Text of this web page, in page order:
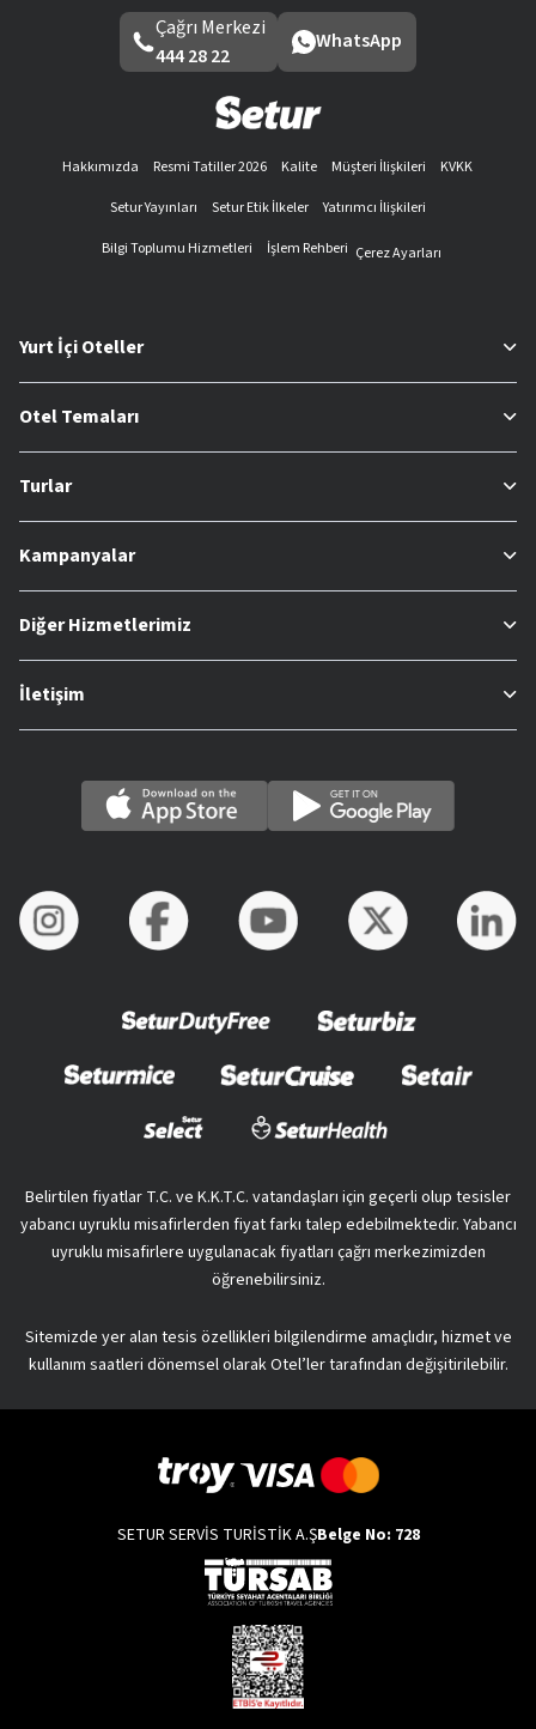
Çağrı Merkezi
444 28 22
WhatsApp
Hakkımızda Resmi Tatiller 2026 Kalite Müşteri İlişkileri
KVKK
Setur Yayınları
Setur Etik İlkeler
Yatırımcı İlişkileri
Bilgi Toplumu Hizmetleri
İşlem Rehberi Çerez Ayarları
Yurt İçi Oteller
Otel Temaları
Turlar
Kampanyalar
Diğer Hizmetlerimiz
İletişim
Belirtilen fiyatlar T.C. ve K.K.T.C. vatandaşları için geçerli olup tesisler
yabancı uyruklu misafirlerden fiyat farkı talep edebilmektedir. Yabancı
uyruklu misafirlere uygulanacak fiyatları çağrı merkezimizden
öğrenebilirsiniz.
Sitemizde yer alan tesis özellikleri bilgilendirme amaçlıdır, hizmet ve
kullanım saatleri dönemsel olarak Otel’ler tarafından değişitirilebilir.
SETUR SERVİS TURİSTİK A.ŞBelge No: 728